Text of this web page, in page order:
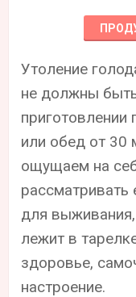
Утоление
не должны
или обед от 30
ощущаем на
рассматривать
для выживания,
лежит в
здоровье,
настроение.